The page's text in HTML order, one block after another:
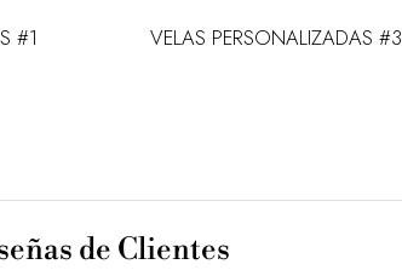
#1 VELAS PERSONALIZADAS #3
de Clientes